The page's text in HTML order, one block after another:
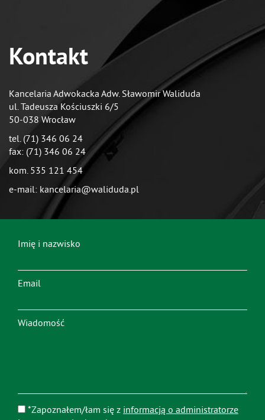
Kontakt
Kancelaria Adwokacka Adw. Sławomir Waliduda
ul. Tadeusza Kościuszki 6/5
50-038 Wrocław
tel. (71) 346 06 24
fax: (71) 346 06 24
kom. 535 121 454
e-mail: kancelaria@waliduda.pl
Imię i nazwisko
Email
Wiadomość
*Zapoznałem/łam się z informacją o administratorze